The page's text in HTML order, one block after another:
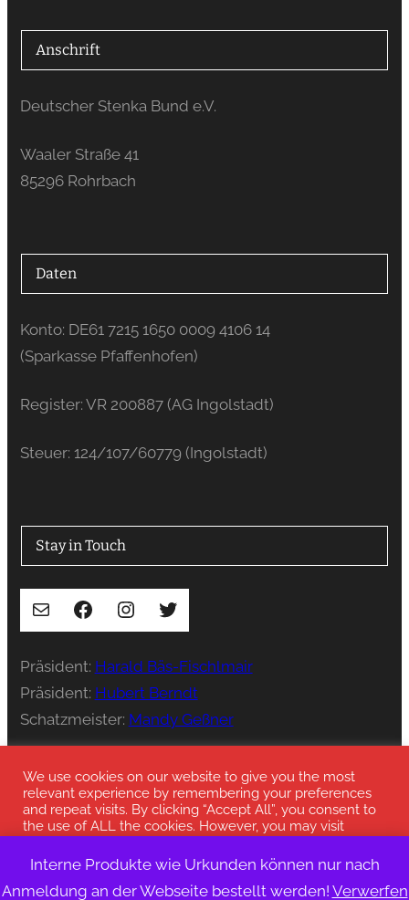
Interne Produkte wie Urkunden können nur nach
Anmeldung an der Webseite bestellt werden! Verwerfen
Anschrift
Deutscher Stenka Bund e.V.
Waaler Straße 41
85296 Rohrbach
Daten
Konto: DE61 7215 1650 0009 4106 14
(Sparkasse Pfaffenhofen)
Register: VR 200887 (AG Ingolstadt)
Steuer: 124/107/60779 (Ingolstadt)
Stay in Touch
E-Mail Facebook Instagram Twitter
Präsident: Harald Bäs-Fischlmair
Präsident: Hubert Berndt
Schatzmeister: Mandy Geßner
Presse: press@stenka-ev.de
© 2023 Deutscher Stenka Bund
We use cookies on our website to give you the most
relevant experience by remembering your preferences
and repeat visits. By clicking “Accept All”, you consent to
the use of ALL the cookies. However, you may visit